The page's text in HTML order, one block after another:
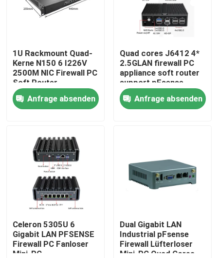
Produkte
Fabrik Tour
Qualitätskontrolle
Referenzen
Industrieller Mini Pc
industrieller Platte PC
schroffer Tablet-PC
1U Rackmount Quad-
Kerne N150 6 I226V
2500M NIC Firewall PC
Soft Router
Unterstützung
pFsense
Anfrage absenden
Quad cores J6412 4*
2.5GLAN firewall PC
appliance soft router
support pFsense
Anfrage absenden
Celeron 5305U 6
Gigabit LAN PFSENSE
Firewall PC Fanloser
Mini-PC
Dual Gigabit LAN
Industrial pFsense
Firewall Lüfterloser
Mini-PC Quad Cores